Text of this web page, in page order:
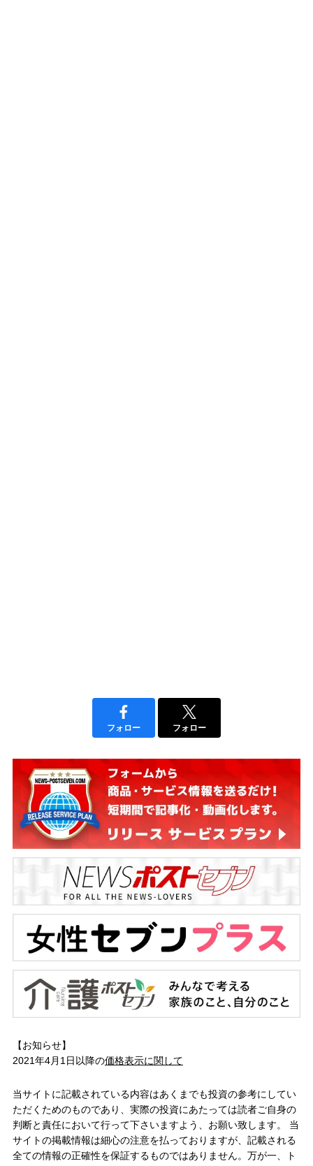
フォロー フォロー
【お知らせ】
2021年4月1日以降の価格表示に関して
当サイトに記載されている内容はあくまでも投資の参考にしてい
ただくためのものであり、実際の投資にあたっては読者ご自身の
判断と責任において行って下さいますよう、お願い致します。 当
サイトの掲載情報は細心の注意を払っておりますが、記載される
全ての情報の正確性を保証するものではありません。万が一、ト